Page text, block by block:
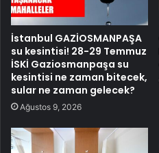
İstanbul GAZİOSMANPAŞA
su kesintisi! 28-29 Temmuz
İSKİ Gaziosmanpaşa su
kesintisi ne zaman bitecek,
sular ne zaman gelecek?
Ağustos 9, 2026